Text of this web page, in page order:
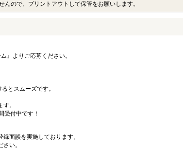
ので、プリントアウトして保管をお願いします。
』よりご応募ください。
とスムーズです。
。
受付中です！
面談を実施しております。
い。